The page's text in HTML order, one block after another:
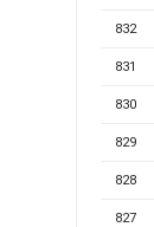
832
831
830
829
828
827